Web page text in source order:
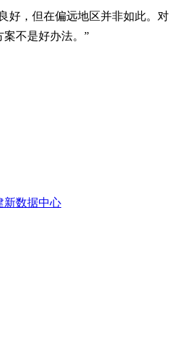
好，但在偏远地区并非如此。对
不是好办法。”
新数据中心